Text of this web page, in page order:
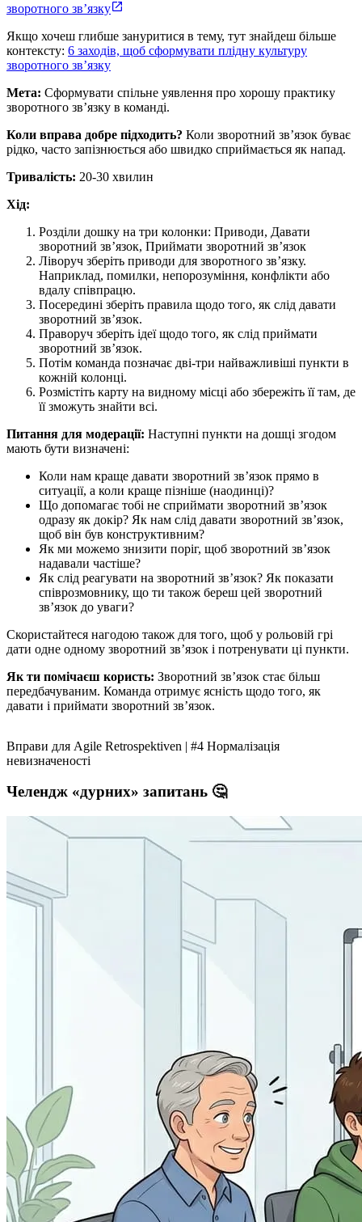
зворотного зв’язку
Якщо хочеш глибше зануритися в тему, тут знайдеш більше
контексту: 6 заходів, щоб сформувати плідну культуру
зворотного зв’язку
Мета: Сформувати спільне уявлення про хорошу практику
зворотного зв’язку в команді.
Коли вправа добре підходить? Коли зворотний зв’язок буває
рідко, часто запізнюється або швидко сприймається як напад.
Тривалість: 20-30 хвилин
Хід:
Розділи дошку на три колонки: Приводи, Давати
зворотний зв’язок, Приймати зворотний зв’язок
Ліворуч зберіть приводи для зворотного зв’язку.
Наприклад, помилки, непорозуміння, конфлікти або
вдалу співпрацю.
Посередині зберіть правила щодо того, як слід давати
зворотний зв’язок.
Праворуч зберіть ідеї щодо того, як слід приймати
зворотний зв’язок.
Потім команда позначає дві-три найважливіші пункти в
кожній колонці.
Розмістіть карту на видному місці або збережіть її там, де
її зможуть знайти всі.
Питання для модерації: Наступні пункти на дошці згодом
мають бути визначені:
Коли нам краще давати зворотний зв’язок прямо в
ситуації, а коли краще пізніше (наодинці)?
Що допомагає тобі не сприймати зворотний зв’язок
одразу як докір? Як нам слід давати зворотний зв’язок,
щоб він був конструктивним?
Як ми можемо знизити поріг, щоб зворотний зв’язок
надавали частіше?
Як слід реагувати на зворотний зв’язок? Як показати
співрозмовнику, що ти також береш цей зворотний
зв’язок до уваги?
Скористайтеся нагодою також для того, щоб у рольовій грі
дати одне одному зворотний зв’язок і потренувати ці пункти.
Як ти помічаєш користь: Зворотний зв’язок стає більш
передбачуваним. Команда отримує ясність щодо того, як
давати і приймати зворотний зв’язок.
Вправи для Agile Retrospektiven | #4 Нормалізація
невизначеності
Челендж «дурних» запитань 🤔